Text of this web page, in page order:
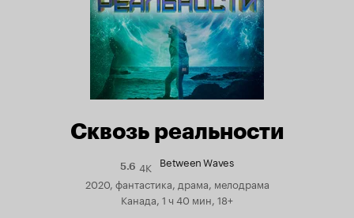
Сквозь реальности
5.6Рейтинг
4K Between Waves
2020, фантастика, драма, мелодрама
Канада, 1 ч 40 мин, 18+